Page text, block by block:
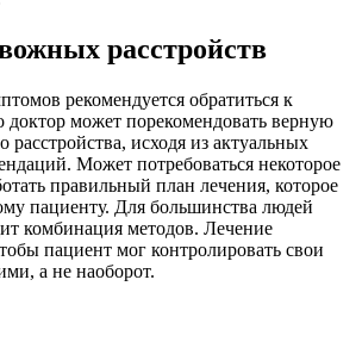
расстройств
рекомендуется обратиться к
доктор может порекомендовать верную
расстройства, исходя из актуальных
Может потребоваться некоторое
правильный план лечения, которое
пациенту. Для большинства людей
комбинация методов. Лечение
пациент мог контролировать свои
а не наоборот.